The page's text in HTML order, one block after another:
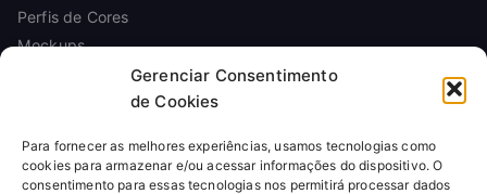
Gerenciar Consentimento
de Cookies
Para fornecer as melhores experiências, usamos tecnologias como
cookies para armazenar e/ou acessar informações do dispositivo. O
consentimento para essas tecnologias nos permitirá processar dados
Perfis de Cores
Mockups
Sobre
Contato